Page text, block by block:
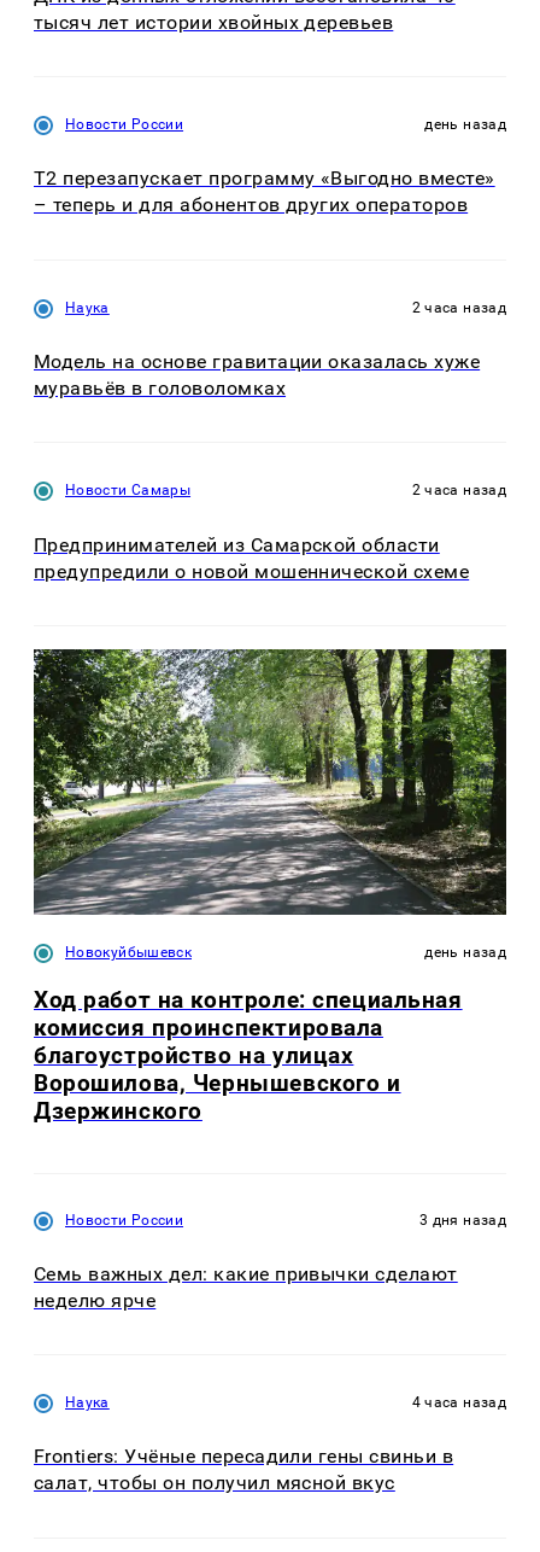
тысяч лет истории хвойных деревьев
Новости России день назад
Т2 перезапускает программу «Выгодно вместе»
– теперь и для абонентов других операторов
Наука 2 часа назад
Модель на основе гравитации оказалась хуже
муравьёв в головоломках
Новости Самары 2 часа назад
Предпринимателей из Самарской области
предупредили о новой мошеннической схеме
Новокуйбышевск день назад
Ход работ на контроле: специальная
комиссия проинспектировала
благоустройство на улицах
Ворошилова, Чернышевского и
Дзержинского
Новости России 3 дня назад
Семь важных дел: какие привычки сделают
неделю ярче
Наука 4 часа назад
Frontiers: Учёные пересадили гены свиньи в
салат, чтобы он получил мясной вкус